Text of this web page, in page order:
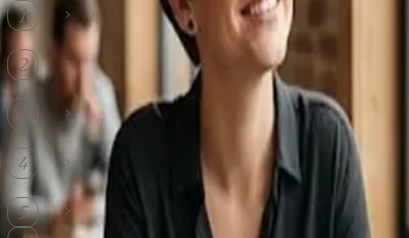
1
Der Bußgeldkatalog 2026: Aktuelle
Sanktionen für Verkehrsverstöße
2
Wie funktioniert das Punktesystem in
Deutschland?
Was sind die aktuellen Bußgelder für
Geschwindigkeitsverstöße?
4
Wie sind die Bußgelder bei anderen
Verkehrsverstößen gestaffelt?
5 Welche wichtigen Änderungen gibt es 2026?